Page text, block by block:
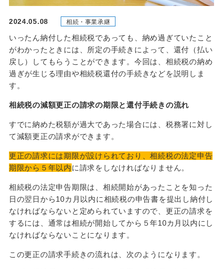
2024.05.08 相続・事業承継
いったん納付した相続税であっても、納め過ぎていたこと
がわかったときには、所定の⼿続きによって、還付（払い
戻し）してもらうことができます。今回は、相続税の納め
過ぎが⽣じる理由や相続税還付の⼿続きなどを説明しま
す。
相続税の減額更正の請求の期限と還付⼿続きの流れ
すでに納めた税額が過⼤であった場合には、税務署に対し
て減額更正の請求ができます。
更正の請求には期限が設けられており、相続税の法定申告
期限から５年以内に請求をしなければなりません。
相続税の法定申告期限は、相続開始があったことを知った
⽇の翌⽇から10カ⽉以内に相続税の申告書を提出し納付し
なければならないと定められていますので、更正の請求を
するには、通常は相続が開始してから５年10カ⽉以内にし
なければならないことになります。
この更正の請求⼿続きの流れは、次のようになります。